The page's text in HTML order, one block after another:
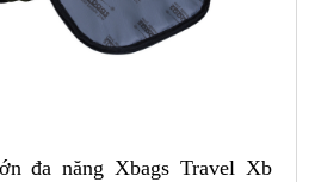
đa năng Xbags Travel Xb